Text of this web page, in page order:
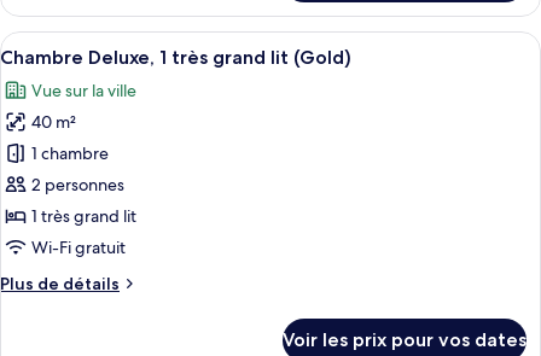
grands
lits
(Gold)
le
type
de
Chambre
Deluxe,
grands
lits
(Gold)
Afficher
toutes
les
photos
pour
ce
type
de
chambre :
Chambre
Une chambre d’hôtel avec un lit, un
4
Chambre Deluxe, 1 très grand lit (Gold)
Vue sur la ville
40 m²
1 chambre
2 personnes
1 très grand lit
Wi-Fi gratuit
Plus de détails
Plus
Voir les prix pour vos dates